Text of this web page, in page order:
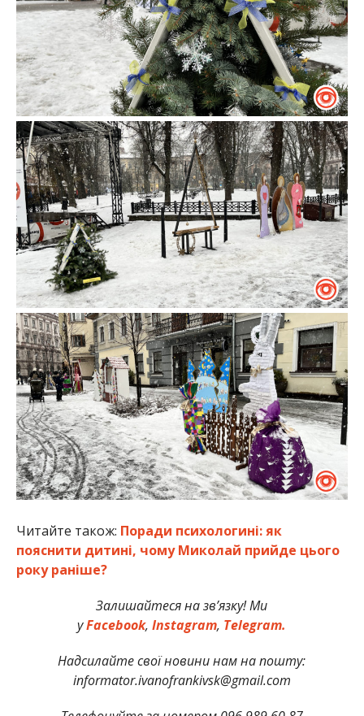
Читайте також: Поради психологині: як
пояснити дитині, чому Миколай прийде цього
року раніше?
Залишайтеся на зв’язку! Ми
уFacebook, Instagram, Telegram.
Надсилайте свої новини нам на пошту:
informator.ivanofrankivsk@gmail.com